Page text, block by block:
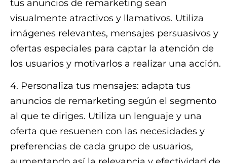
tus anuncios de remarketing sean
visualmente atractivos y llamativos. Utiliza
imágenes relevantes, mensajes persuasivos y
ofertas especiales para captar la atención de
los usuarios y motivarlos a realizar una acción.
4. Personaliza tus mensajes: adapta tus
anuncios de remarketing según el segmento
al que te diriges. Utiliza un lenguaje y una
oferta que resuenen con las necesidades y
preferencias de cada grupo de usuarios,